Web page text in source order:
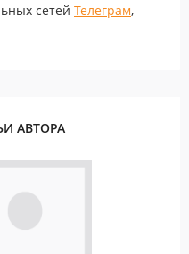
сетей Телеграм,
АВТОРА